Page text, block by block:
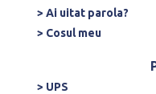
> Ai uitat parola?
> Cosul meu
> UPS